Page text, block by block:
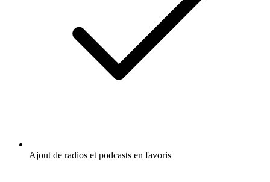
Ajout de radios et podcasts en favoris